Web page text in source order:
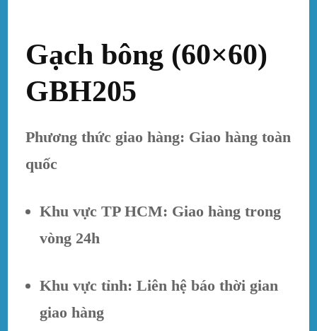
Gạch bông (60×60)
GBH205
Phương thức giao hàng: Giao hàng toàn
quốc
Khu vực TP HCM: Giao hàng trong
vòng 24h
Khu vực tỉnh: Liên hệ báo thời gian
giao hàng